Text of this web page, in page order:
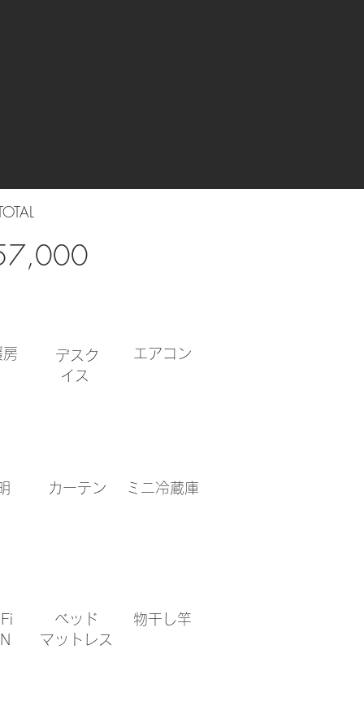
価
房
​デスク
イス
​エアコン
カーテン ​ミニ冷蔵庫
​ベッド
​マットレス
物干し竿